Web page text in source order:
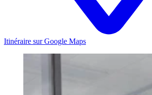
Itinéraire sur Google Maps